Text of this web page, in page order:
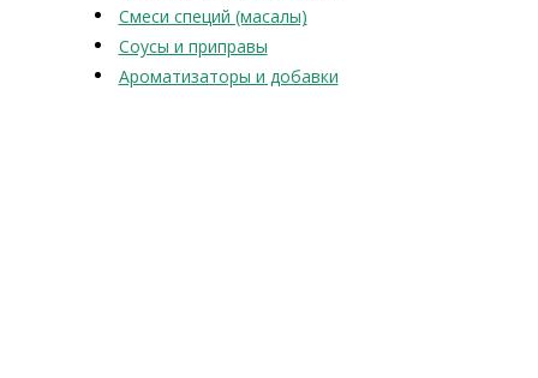
Смеси специй (масалы)
Соусы и приправы
Ароматизаторы и добавки